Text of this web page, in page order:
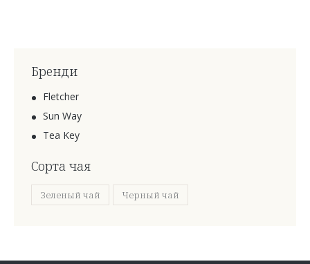
Бренди
Fletcher
Sun Way
Tea Key
Сорта чая
Зеленый чай Черный чай